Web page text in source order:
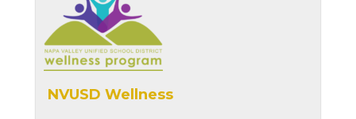
NVUSD Wellness